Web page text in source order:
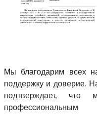
Мы благодарим всех
поддержку и доверие.
подтверждает,